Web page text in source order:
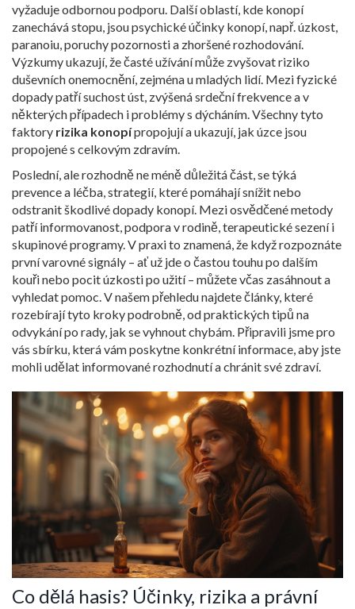
vyžaduje odbornou podporu. Další oblastí, kde konopí
zanechává stopu, jsoupsychické účinky konopí,např. úzkost,
paranoiu, poruchy pozornosti a zhoršené rozhodování.
Výzkumy ukazují, že časté užívání může zvyšovat riziko
duševních onemocnění, zejména u mladých lidí. Mezi fyzické
dopady patří suchost úst, zvýšená srdeční frekvence a v
některých případech i problémy s dýcháním. Všechny tyto
faktory rizika konopípropojují a ukazují, jak úzce jsou
propojené s celkovým zdravím.
Poslední, ale rozhodně ne méně důležitá část, se týká
prevence a léčba,strategií, které pomáhají snížit nebo
odstranit škodlivé dopady konopí. Mezi osvědčené metody
patří informovanost, podpora v rodině, terapeutické sezení i
skupinové programy. V praxi to znamená, že když rozpoznáte
první varovné signály – ať už jde o častou touhu po dalším
kouři nebo pocit úzkosti po užití – můžete včas zasáhnout a
vyhledat pomoc. V našem přehledu najdete články, které
rozebírají tyto kroky podrobně, od praktických tipů na
odvykání po rady, jak se vyhnout chybám. Připravili jsme pro
vás sbírku, která vám poskytne konkrétní informace, aby jste
mohli udělat informované rozhodnutí a chránit své zdraví.
Co dělá hasis? Účinky, rizika a právní